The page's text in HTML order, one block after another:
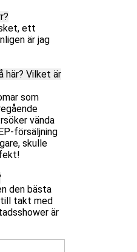
ett
är jag
här? Vilket är
som
vända
försäljning
skulle
den bästa
till takt med
är